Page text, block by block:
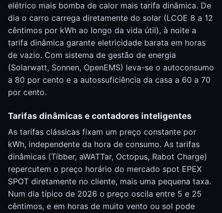
elétrico mais bomba de calor mais tarifa dinâmica. De
dia o carro carrega diretamente do solar (LCOE 8 a 12
cêntimos por kWh ao longo da vida útil), à noite a
tarifa dinâmica garante eletricidade barata em horas
de vazio. Com sistema de gestão de energia
(Solarwatt, Sonnen, OpenEMS) leva-se o autoconsumo
a 80 por cento e a autossuficiência da casa a 60 a 70
por cento.
Tarifas dinâmicas e contadores inteligentes
As tarifas clássicas fixam um preço constante por
kWh, independente da hora de consumo. As tarifas
dinâmicas (Tibber, aWATTar, Octopus, Rabot Charge)
repercutem o preço horário do mercado spot EPEX
SPOT diretamente no cliente, mais uma pequena taxa.
Num dia típico de 2026 o preço oscila entre 5 e 25
cêntimos, e em horas de muito vento ou sol pode